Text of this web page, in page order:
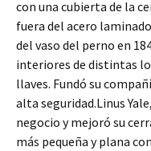
con una cubierta de la
fuera del acero
del vaso del perno en
interiores de distintas
llaves. Fundó su
alta seguridad.Linus
negocio y mejoró su
más pequeña y plana